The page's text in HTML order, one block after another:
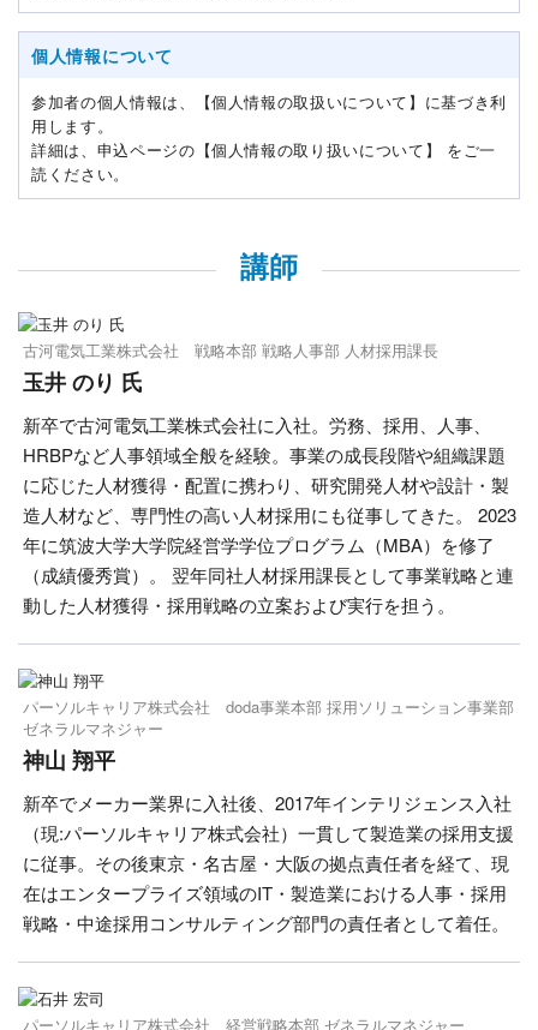
個人情報について
参加者の個人情報は、【個人情報の取扱いについて】に基づき利
用します。
詳細は、申込ページの【個人情報の取り扱いについて】 をご一
読ください。
講師
古河電気工業株式会社 戦略本部 戦略人事部 人材採用課長
玉井 のり 氏
新卒で古河電気工業株式会社に入社。労務、採用、人事、
HRBPなど人事領域全般を経験。事業の成長段階や組織課題
に応じた人材獲得・配置に携わり、研究開発人材や設計・製
造人材など、専門性の高い人材採用にも従事してきた。 2023
年に筑波大学大学院経営学学位プログラム（MBA）を修了
（成績優秀賞）。 翌年同社人材採用課長として事業戦略と連
動した人材獲得・採用戦略の立案および実行を担う。
パーソルキャリア株式会社 doda事業本部 採用ソリューション事業部
ゼネラルマネジャー
神山 翔平
新卒でメーカー業界に入社後、2017年インテリジェンス入社
（現:パーソルキャリア株式会社）一貫して製造業の採用支援
に従事。その後東京・名古屋・大阪の拠点責任者を経て、現
在はエンタープライズ領域のIT・製造業における人事・採用
戦略・中途採用コンサルティング部門の責任者として着任。
パーソルキャリア株式会社 経営戦略本部 ゼネラルマネジャー